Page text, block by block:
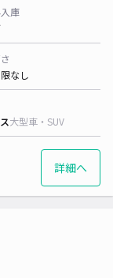
庫
なし
大型車・SUV
詳細へ